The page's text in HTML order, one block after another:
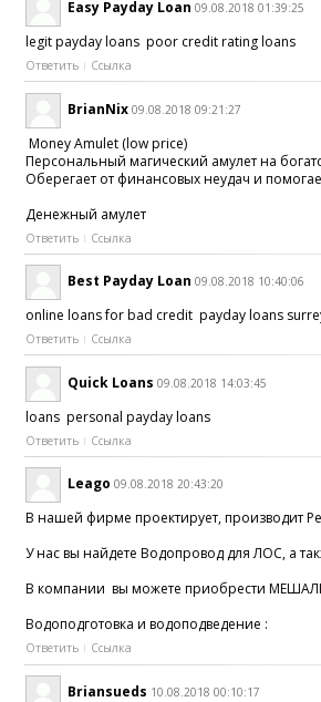
Easy Payday Loan 09.08.2018 01:39:25
legit payday loans poor credit rating loans
Ответить Ссылка
BrianNix 09.08.2018 09:21:27
Money Amulet (low price)
Персональный магический амулет на
Оберегает от финансовых неудач и
Денежный амулет
Ответить Ссылка
Best Payday Loan 09.08.2018 10:40:06
online loans for bad credit payday loans
Ответить Ссылка
Quick Loans 09.08.2018 14:03:45
loans personal payday loans
Ответить Ссылка
Leago 09.08.2018 20:43:20
В нашей фирме проектирует, производит
У нас вы найдете Водопровод для ЛОС, а
В компании вы можете приобрести
Водоподготовка и водоподведение :
Ответить Ссылка
Briansueds 10.08.2018 00:10:17